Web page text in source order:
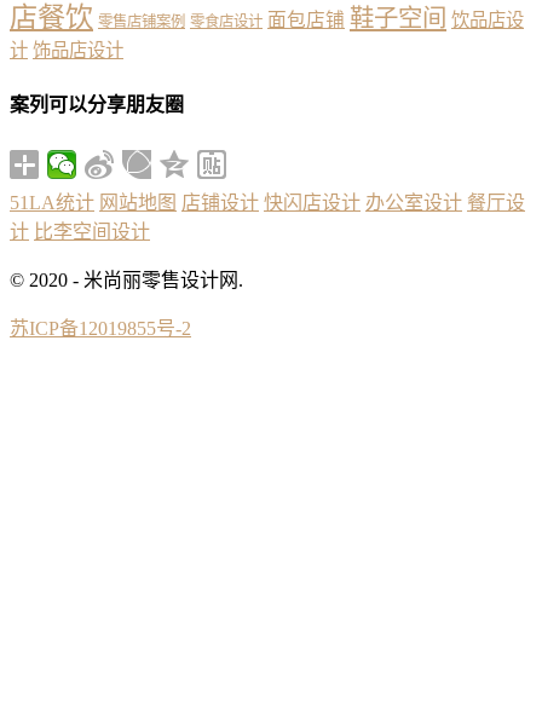
店餐饮 零售店铺案例 零食店设计 面包店铺 鞋子空间 饮品店设
计 饰品店设计
案列可以分享朋友圈
51LA统计 网站地图 店铺设计 快闪店设计 办公室设计 餐厅设
计 比李空间设计
© 2020 - 米尚丽零售设计网.
苏ICP备12019855号-2